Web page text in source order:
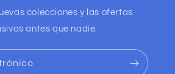
colecciones y las ofertas
antes que nadie.